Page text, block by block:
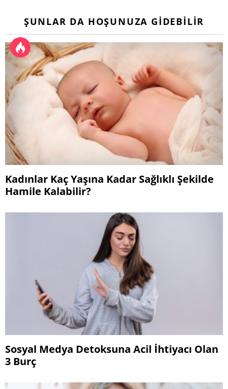
ŞUNLAR DA HOŞUNUZA GIDEBILIR
Kadınlar Kaç Yaşına Kadar Sağlıklı Şekilde
Hamile Kalabilir?
Sosyal Medya Detoksuna Acil İhtiyacı Olan
3 Burç